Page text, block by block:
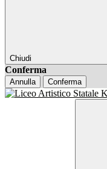
Chiudi
Conferma
Annulla Conferma